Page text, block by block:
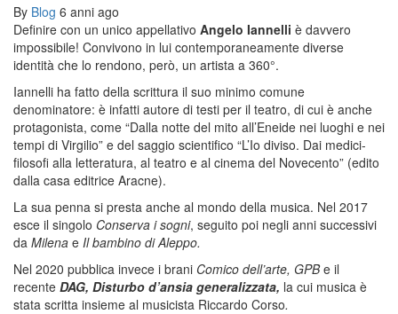
By Blog 6 anni ago
Definire con un unico appellativo Angelo Iannelli è davvero
impossibile! Convivono in lui contemporaneamente diverse
identità che lo rendono, però, un artista a 360°.
Iannelli ha fatto della scrittura il suo minimo comune
denominatore: è infatti autore di testi per il teatro, di cui è anche
protagonista, come “Dalla notte del mito all’Eneide nei luoghi e nei
tempi di Virgilio” e del saggio scientifico “L’Io diviso. Dai medici-
filosofi alla letteratura, al teatro e al cinema del Novecento” (edito
dalla casa editrice Aracne).
La sua penna si presta anche al mondo della musica. Nel 2017
esce il singolo Conserva i sogni, seguito poi negli anni successivi
da Milena e Il bambino di Aleppo.
Nel 2020 pubblica invece i brani Comico dell’arte, GPBe il
recente DAG, Disturbo d’ansia generalizzata, la cui musica è
stata scritta insieme al musicista Riccardo Corso.